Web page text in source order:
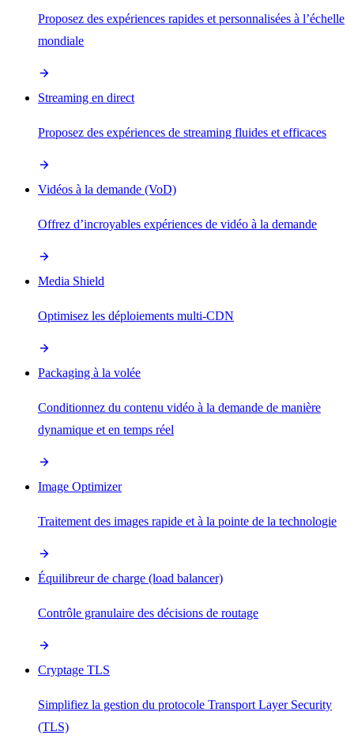
Proposez des expériences rapides et personnalisées à l’échelle
mondiale
Streaming en direct
Proposez des expériences de streaming fluides et efficaces
Vidéos à la demande (VoD)
Offrez d’incroyables expériences de vidéo à la demande
Media Shield
Optimisez les déploiements multi-CDN
Packaging à la volée
Conditionnez du contenu vidéo à la demande de manière
dynamique et en temps réel
Image Optimizer
Traitement des images rapide et à la pointe de la technologie
Équilibreur de charge (load balancer)
Contrôle granulaire des décisions de routage
Cryptage TLS
Simplifiez la gestion du protocole Transport Layer Security
(TLS)